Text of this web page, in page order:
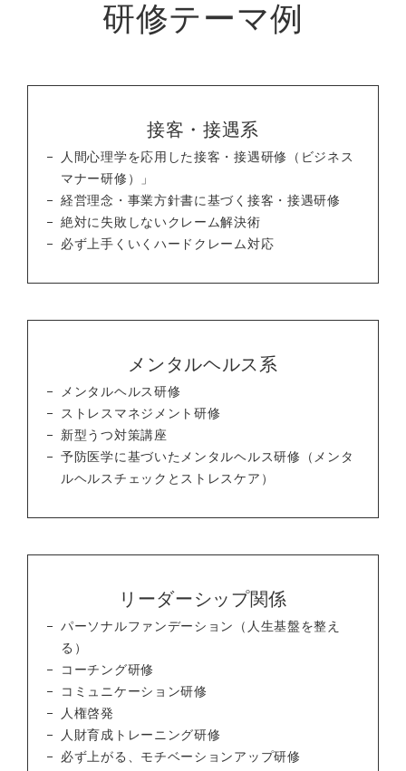
研修テーマ例
接客・接遇系
人間心理学を応用した接客・接遇研修（ビジネス
マナー研修）」
経営理念・事業方針書に基づく接客・接遇研修
絶対に失敗しないクレーム解決術
必ず上手くいくハードクレーム対応
メンタルヘルス系
メンタルヘルス研修
ストレスマネジメント研修
新型うつ対策講座
予防医学に基づいたメンタルヘルス研修（メンタ
ルヘルスチェックとストレスケア）
リーダーシップ関係
パーソナルファンデーション（人生基盤を整え
る）
コーチング研修
コミュニケーション研修
人権啓発
人財育成トレーニング研修
必ず上がる、モチベーションアップ研修